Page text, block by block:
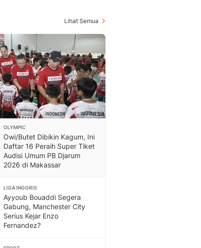
Lihat Semua
OLYMPIC
Owi/Butet Dibikin Kagum, Ini
Daftar 16 Peraih Super Tiket
Audisi Umum PB Djarum
2026 di Makassar
LIGA INGGRIS
Ayyoub Bouaddi Segera
Gabung, Manchester City
Serius Kejar Enzo
Fernandez?